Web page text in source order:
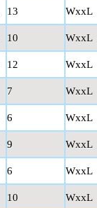
13 WxxL
10 WxxL
12 WxxL
7 WxxL
6 WxxL
9 WxxL
6 WxxL
10 WxxL